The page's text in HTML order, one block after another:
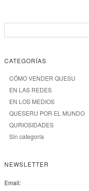
CATEGORÍAS
CÓMO VENDER QUESU
EN LAS REDES
EN LOS MEDIOS
QUESERU POR EL MUNDO
QURIOSIDADES
Sin categoría
NEWSLETTER
Email: